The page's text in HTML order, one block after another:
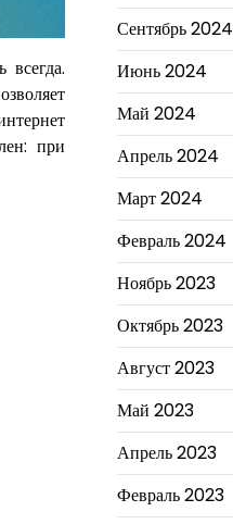
при
Сентябрь 2024
Июнь 2024
Май 2024
Апрель 2024
Март 2024
Февраль 2024
Ноябрь 2023
Октябрь 2023
Август 2023
Май 2023
Апрель 2023
Февраль 2023